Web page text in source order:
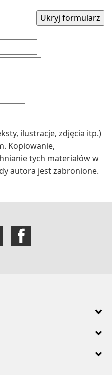
ilustracje, zdjęcia itp.)
Kopiowanie,
tych materiałów w
autora jest zabronione.